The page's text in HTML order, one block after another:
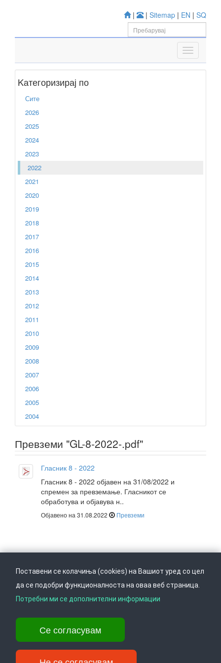
| | Sitemap | EN | SQ
Kатегоризирај по
Сите
2026
2025
2024
2023
2022
2021
2020
2019
2018
2017
2016
2015
2014
2013
2012
2011
2010
2009
2008
2007
2006
2005
2004
Превземи "GL-8-2022-.pdf"
Гласник 8 - 2022
Гласник 8 - 2022 објавен на 31/08/2022 и
спремен за превземање. Гласникот се
обработува и објавува н..
Објавено на 31.08.2022 Превземи
Врати се горе Следете не на
Ул. Даме Груев 14, Катна гаража Беко на 1-виот кат, 1000 Скопје,
Тел: +389 2 3103 601 (641), Факс: +389 2 3137 149 |
info@ippo.gov.mk
Поставени се колачиња (cookies) на Вашиот уред со цел
да се подобри функционалноста на оваа веб страница.
Потребни ми се дополнителни информации
Се согласувам